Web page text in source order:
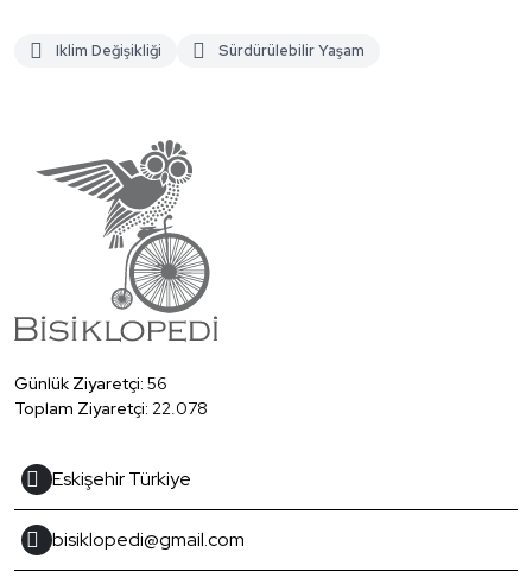
Iklim Değişikliği Sürdürülebilir Yaşam
Günlük Ziyaretçi: 56
Toplam Ziyaretçi: 22.078
Eskişehir Türkiye
bisiklopedi@gmail.com